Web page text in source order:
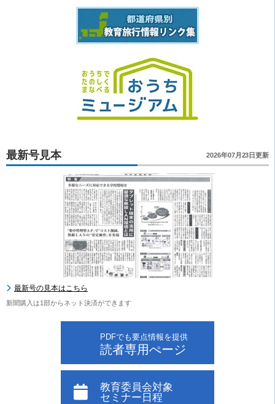
最新号見本 2026年07月23日更新
最新号の見本はこちら
新聞購入は1部からネット決済ができます
PDFでも要点情報を提供
読者専用ぺージ
教育委員会対象
セミナー日程